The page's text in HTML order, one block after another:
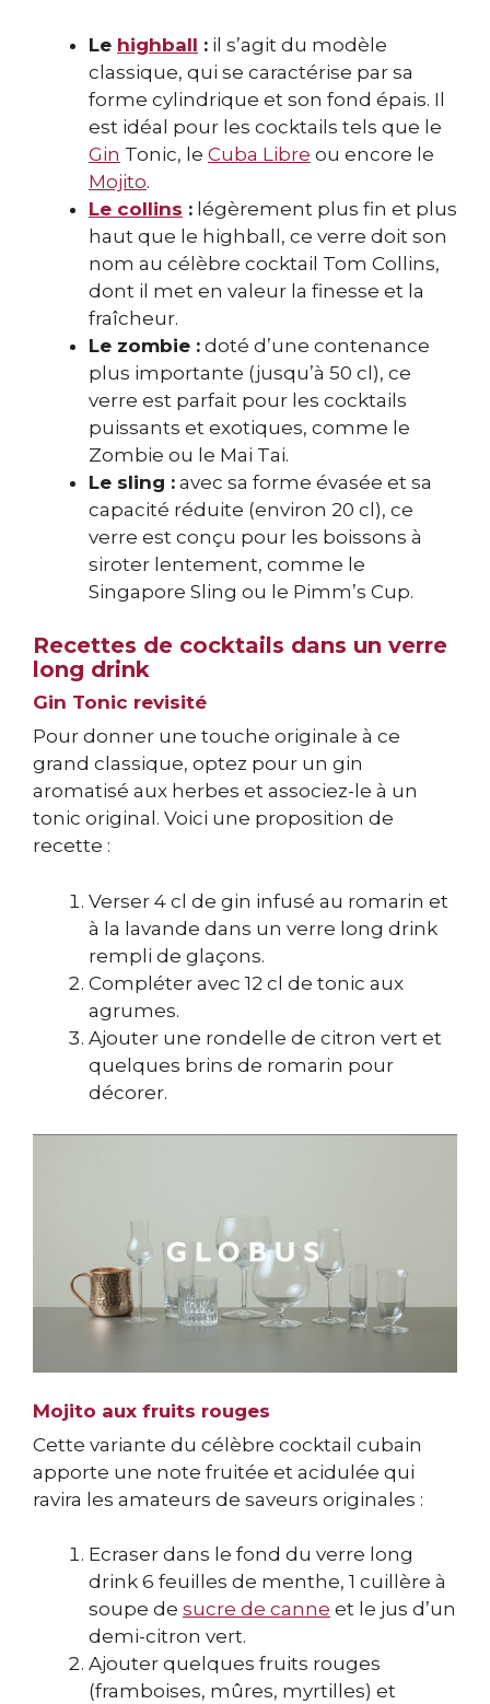
Le highball : il s’agit du modèle
classique, qui se caractérise par sa
forme cylindrique et son fond épais. Il
est idéal pour les cocktails tels que le
Gin Tonic, le Cuba Libre ou encore le
Mojito.
Le collins : légèrement plus fin et plus
haut que le highball, ce verre doit son
nom au célèbre cocktail Tom Collins,
dont il met en valeur la finesse et la
fraîcheur.
Le zombie : doté d’une contenance
plus importante (jusqu’à 50 cl), ce
verre est parfait pour les cocktails
puissants et exotiques, comme le
Zombie ou le Mai Tai.
Le sling : avec sa forme évasée et sa
capacité réduite (environ 20 cl), ce
verre est conçu pour les boissons à
siroter lentement, comme le
Singapore Sling ou le Pimm’s Cup.
Recettes de cocktails dans un verre
long drink
Gin Tonic revisité
Pour donner une touche originale à ce
grand classique, optez pour un gin
aromatisé aux herbes et associez-le à un
tonic original. Voici une proposition de
recette :
Verser 4 cl de gin infusé au romarin et
à la lavande dans un verre long drink
rempli de glaçons.
Compléter avec 12 cl de tonic aux
agrumes.
Ajouter une rondelle de citron vert et
quelques brins de romarin pour
décorer.
Mojito aux fruits rouges
Cette variante du célèbre cocktail cubain
apporte une note fruitée et acidulée qui
ravira les amateurs de saveurs originales :
Ecraser dans le fond du verre long
drink 6 feuilles de menthe, 1 cuillère à
soupe de sucre de canne et le jus d’un
demi-citron vert.
Ajouter quelques fruits rouges
(framboises, mûres, myrtilles) et